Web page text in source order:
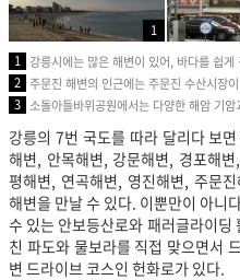
1
1 강릉시에는 많은 해변이 있어, 바다를 쉽게
2 주문진 해변의 인근에는 주문진 수산시장
3 소돌아들바위공원에서는 다양한 해암 기
강릉의 7번 국도를 따라 달리다 보
해변, 안목해변, 강문해변, 경포해
평해변, 연곡해변, 영진해변, 주문
해변을 만날 수 있다. 이뿐만이 아니
수 있는 안보등산로와 패러글라이딩
친 파도와 물보라를 직접 맞으면서
변 드라이브 코스인 헌화로가 있다.